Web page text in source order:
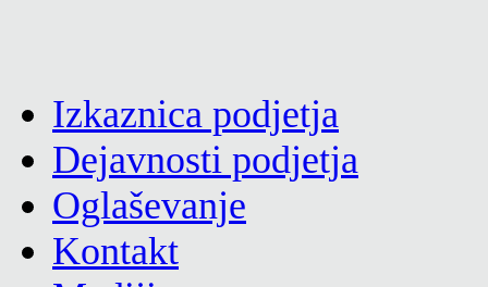
Izkaznica podjetja
Dejavnosti podjetja
Oglaševanje
Kontakt